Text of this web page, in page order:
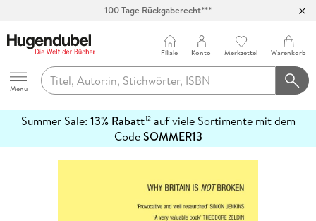
100 Tage Rückgaberecht***
Hugendubel
Menu
Filiale Konto Merkzettel Warenkorb
Summer Sale: 13% Rabatt12auf viele Sortimente mit dem
CodeSOMMER13
erfahren